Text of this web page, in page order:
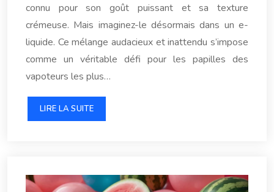
connu pour son goût puissant et sa texture
crémeuse. Mais imaginez-le désormais dans un e-
liquide. Ce mélange audacieux et inattendu s’impose
comme un véritable défi pour les papilles des
vapoteurs les plus…
LIRE LA SUITE